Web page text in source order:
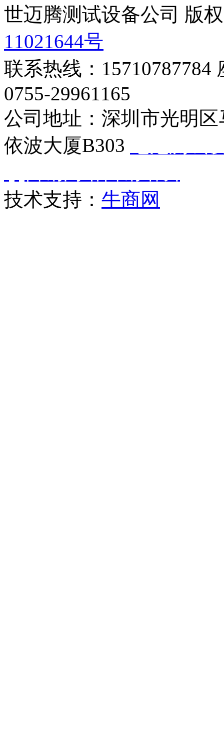
世迈腾测试设备公司 版
11021644号
联系热线：15710787784
0755-29961165
公司地址：深圳市光明
依波大厦B303
技术支持： 牛商网